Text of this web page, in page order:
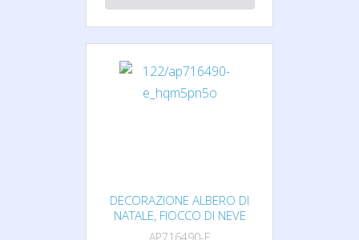
DECORAZIONE ALBERO DI
NATALE, FIOCCO DI NEVE